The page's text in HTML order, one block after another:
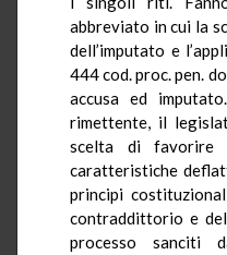
abbreviato in cui la
dell’imputato e
444 cod. proc. pen.
accusa ed
rimettente, il
scelta di favorire
caratteristiche
principi
contraddittorio e
processo sanciti